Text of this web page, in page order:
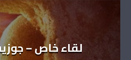
لقاء خاص –